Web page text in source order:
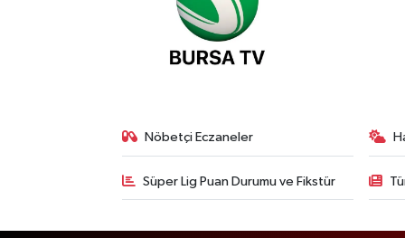
Nöbetçi Eczaneler
Süper Lig Puan Durumu ve Fikstür